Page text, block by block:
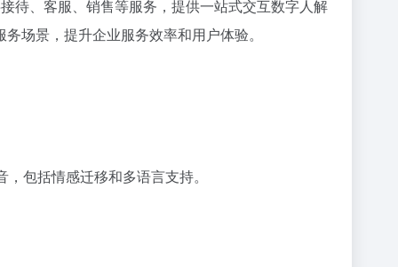
待、客服、销售等服务，提供一站式交互数字人解
场景，提升企业服务效率和用户体验。
包括情感迁移和多语言支持。